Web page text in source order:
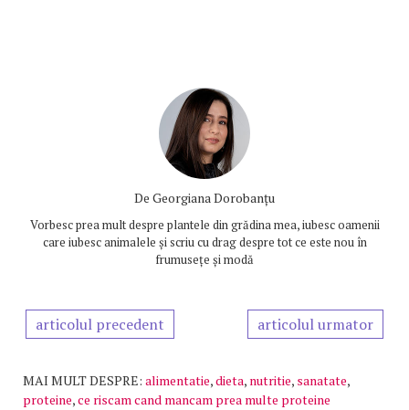
De Georgiana Dorobanțu
Vorbesc prea mult despre plantele din grădina mea, iubesc oamenii
care iubesc animalele și scriu cu drag despre tot ce este nou în
frumusețe și modă
articolul precedent articolul urmator
MAI MULT DESPRE: alimentatie,dieta, nutritie, sanatate,
proteine,ce riscam cand mancam prea multe proteine